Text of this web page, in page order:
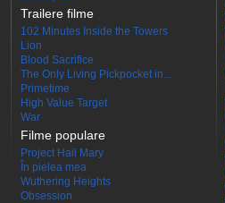
Trailere filme
102 Minutes Inside the Towers
Lion
Blood Sacrifice
The Only Living Pickpocket in...
Primetime
High Value Target
War
Filme populare
Project Hail Mary
În pielea mea
Wuthering Heights
Obsession